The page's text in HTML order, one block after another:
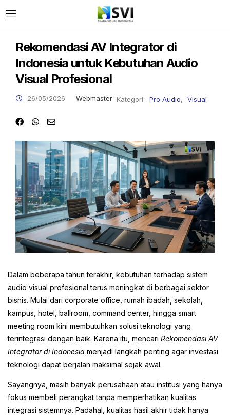
Enter your username and password to login.
Remember me
Login
Lost password?
Rekomendasi AV Integrator di
Indonesia untuk Kebutuhan Audio
Visual Profesional
26/05/2026 Webmaster Kategori: Pro Audio, Visual
Dalam beberapa tahun terakhir, kebutuhan terhadap sistem
audio visual profesional terus meningkat di berbagai sektor
bisnis. Mulai dari corporate office, rumah ibadah, sekolah,
kampus, hotel, ballroom, command center, hingga smart
meeting room kini membutuhkan solusi teknologi yang
terintegrasi dengan baik. Karena itu, mencari Rekomendasi AV
Integrator di Indonesia menjadi langkah penting agar investasi
teknologi dapat berjalan maksimal sejak awal.
Sayangnya, masih banyak perusahaan atau institusi yang hanya
fokus membeli perangkat tanpa memperhatikan kualitas
integrasi sistemnya. Padahal, kualitas hasil akhir tidak hanya